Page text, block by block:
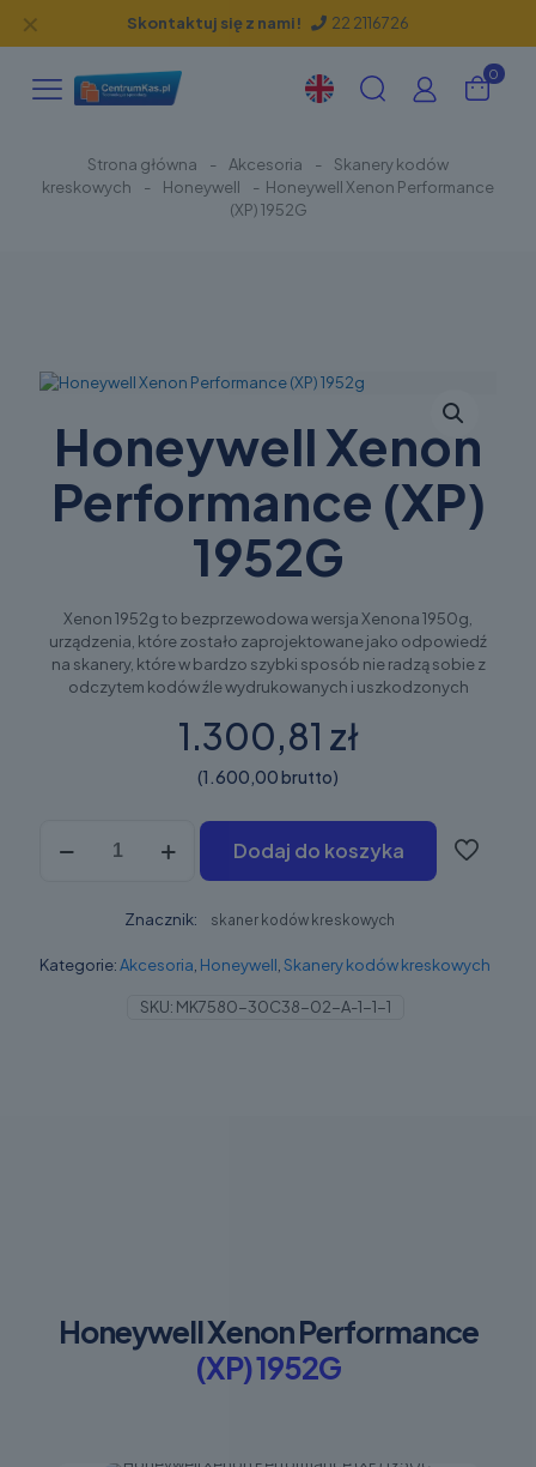
Skontaktuj się z nami! 22 2116726
✕
0
Strona główna - Akcesoria -
Skanery kodów
kreskowych
- Honeywell - Honeywell Xenon Performance
(XP) 1952G
Honeywell Xenon
Performance (XP)
1952G
Xenon 1952g to bezprzewodowa wersja Xenona 1950g,
urządzenia, które zostało zaprojektowane jako odpowiedź
na skanery, które w bardzo szybki sposób nie radzą sobie z
odczytem kodów źle wydrukowanych i uszkodzonych
1.300,81 zł
(1.600,00 brutto)
Honeywell
Dodaj do koszyka
Znacznik: skaner kodów kreskowych
Kategorie:Akcesoria, Honeywell,Skanery kodów kreskowych
SKU: MK7580-30C38-02-A-1-1-1
Honeywell Xenon Performance
(XP) 1952G